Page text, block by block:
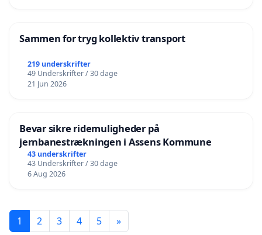
Sammen for tryg kollektiv transport
219 underskrifter
49 Underskrifter / 30 dage
21 Jun 2026
Bevar sikre ridemuligheder på
jernbanestrækningen i Assens Kommune
43 underskrifter
43 Underskrifter / 30 dage
6 Aug 2026
1 2 3 4 5 »